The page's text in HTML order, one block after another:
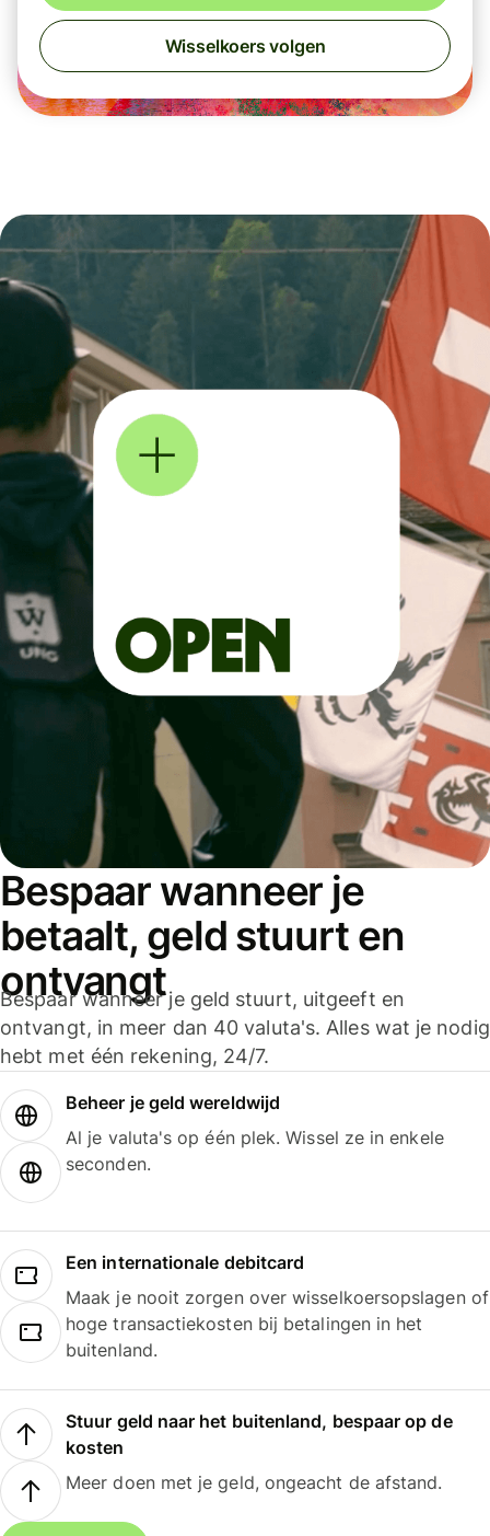
Wisselkoers volgen
Bespaar wanneer je
betaalt, geld stuurt en
ontvangt
Bespaar wanneer je geld stuurt, uitgeeft en
ontvangt, in meer dan 40 valuta's. Alles wat je nodig
hebt met één rekening, 24/7.
Beheer je geld wereldwijd
Al je valuta's op één plek. Wissel ze in enkele
seconden.
Een internationale debitcard
Maak je nooit zorgen over wisselkoersopslagen of
hoge transactiekosten bij betalingen in het
buitenland.
Stuur geld naar het buitenland, bespaar op de
kosten
Meer doen met je geld, ongeacht de afstand.